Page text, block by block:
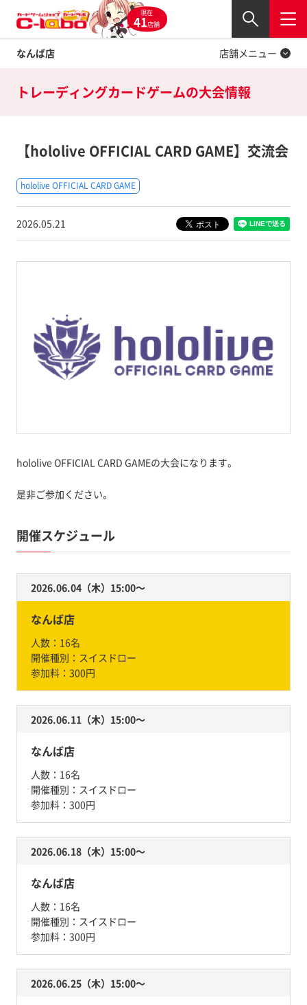
現在
41店舗
なんば店
閉じる
店舗メニュー
Twitter
トレーディングカードゲームの大会情報
【hololive OFFICIAL CARD GAME】交流会
hololive OFFICIAL CARD GAME
2026.05.21
hololive OFFICIAL CARD GAMEの大会になります。
是非ご参加ください。
開催スケジュール
2026.06.04（木）15:00〜
なんば店
人数： 16名
開催種別： スイスドロー
参加料： 300円
2026.06.11（木）15:00〜
なんば店
人数： 16名
開催種別： スイスドロー
参加料： 300円
2026.06.18（木）15:00〜
なんば店
人数： 16名
開催種別： スイスドロー
参加料： 300円
2026.06.25（木）15:00〜